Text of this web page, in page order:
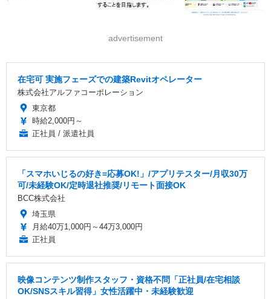
advertisement
在宅可 実施フェーズでの建築Revitオペレーター
株式会社アルファコーポレーション
東京都
時給2,000円～
正社員 / 派遣社員
「スマホいじるの好き=応募OK!」/アプリテスター/月収30万
可/未経験OK/定時退社推奨/リモート面接OK
BCC株式会社
埼玉県
月給40万1,000円～44万3,000円
正社員
映像コンテンツ制作スタッフ・資格不問「正社員/在宅相談
OK/SNSスキル習得」女性活躍中・未経験歓迎